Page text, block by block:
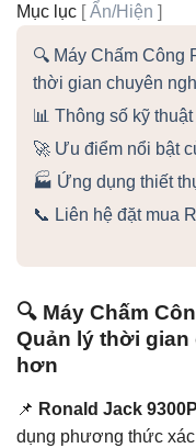
Mục lục [Ẩn/Hiện ]
🔍 Máy Chấm Công
thời gian chuyên
📊 Thông số kỹ
🚀 Ưu điểm nổi bật
🏭 Ứng dụng thiết
📞 Liên hệ đặt mua
🔍 Máy Chấm
Quản lý thời gian
hơn
📌 Ronald Jack
dụng phương thức